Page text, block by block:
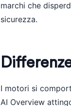
marchi che
sicurezza.
I motori si
AI Overview